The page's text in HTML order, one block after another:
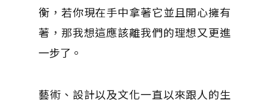
衡，若你現在手中拿著它並且開心擁有
著，那我想這應該離我們的理想又更進
一步了。
藝術、設計以及文化一直以來跟人的生